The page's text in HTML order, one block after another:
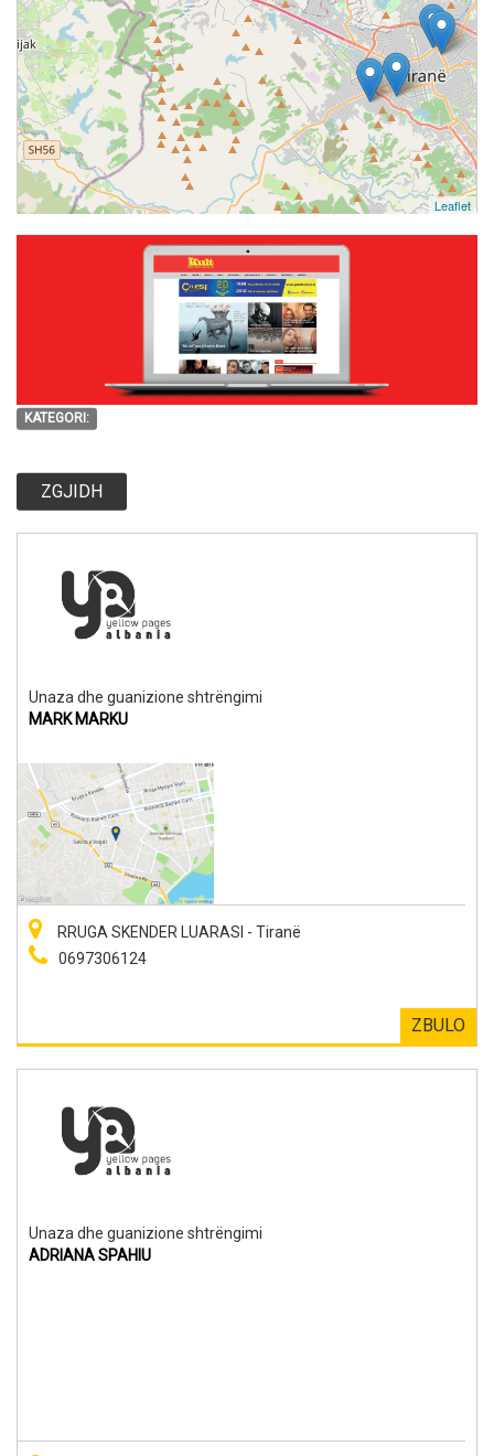
KATEGORI:
ZGJIDH
Unaza dhe guanizione shtrëngimi
MARK MARKU
RRUGA SKENDER LUARASI - Tiranë
0697306124
ZBULO
Unaza dhe guanizione shtrëngimi
ADRIANA SPAHIU
Leaflet